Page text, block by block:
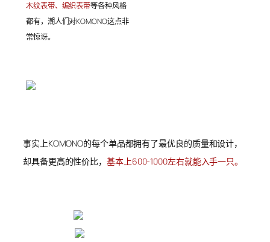
木纹表带、编织表带等各种风格
都有，潮人们对KOMONO这点非
常惊讶。
事实上KOMONO的每个单品都拥有了最优良的质量和设计，
却具备更高的性价比， 基本上600-1000左右就能入手一只。